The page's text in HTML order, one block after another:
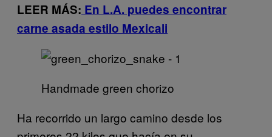
LEER MÁS: En L.A. puedes encontrar
carne asada estilo Mexicali
Handmade green chorizo
Ha recorrido un largo camino desde los